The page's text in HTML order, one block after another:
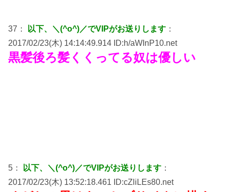
37： 以下、＼(^o^)／でVIPがお送りします ：
2017/02/23(木) 14:14:49.914 ID:h/aWInP10.net
黒髪後ろ髪くくってる奴は優しい
5： 以下、＼(^o^)／でVIPがお送りします ：
2017/02/23(木) 13:52:18.461 ID:cZliLEs80.net